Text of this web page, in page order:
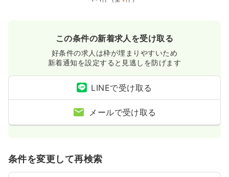
月給38万円以上可
気になる 詳細を見る
一時募集休止
この条件の新着求人を受け取る
好条件の求人は枠が埋まりやすいため
新着通知を設定すると見逃しを防げます
LINEで受け取る
メールで受け取る
条件を変更して再検索